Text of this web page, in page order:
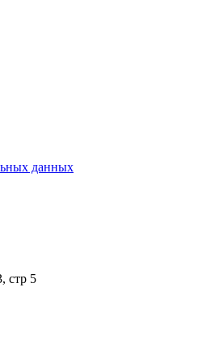
данных
стр 5